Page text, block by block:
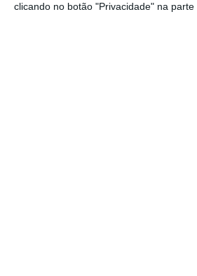
clicando no botão "Privacidade" na